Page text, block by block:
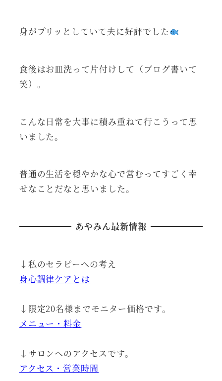
身がプリッとしていて夫に好評でした
食後はお皿洗って片付けして（ブログ書いて
笑）。
こんな日常を大事に積み重ねて行こうって思
いました。
普通の生活を穏やかな心で営むってすごく幸
せなことだなと思いました。
あやみん最新情報
↓私のセラピーへの考え
身心調律ケアとは
↓限定20名様までモニター価格です。
メニュー・料金
↓サロンへのアクセスです。
アクセス・営業時間